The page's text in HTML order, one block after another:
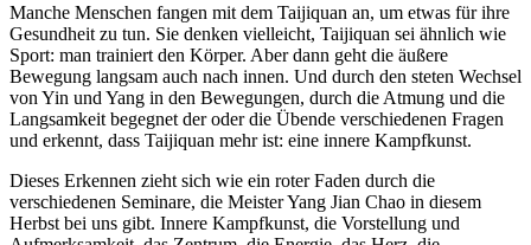
Manche Menschen fangen mit dem Taijiquan an, um etwas für ihre
Gesundheit zu tun. Sie denken vielleicht, Taijiquan sei ähnlich wie
Sport: man trainiert den Körper. Aber dann geht die äußere
Bewegung langsam auch nach innen. Und durch den steten Wechsel
von Yin und Yang in den Bewegungen, durch die Atmung und die
Langsamkeit begegnet der oder die Übende verschiedenen Fragen
und erkennt, dass Taijiquan mehr ist: eine innere Kampfkunst.
Dieses Erkennen zieht sich wie ein roter Faden durch die
verschiedenen Seminare, die Meister Yang Jian Chao in diesem
Herbst bei uns gibt. Innere Kampfkunst, die Vorstellung und